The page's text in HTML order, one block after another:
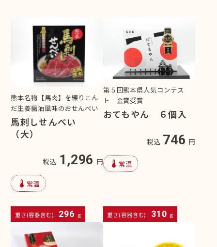
熊本名物【馬肉】を練りこん
だ生姜醤油風味のおせんべい
馬刺しせんべい
（大）
税込 1,296 円
device_thermostat 常温
重さ(容器含む): 296 g
第５回熊本県人気コンテス
ト 金賞受賞
おてもやん ６個入
税込 746 円
device_thermostat 常温
重さ(容器含む): 310 g